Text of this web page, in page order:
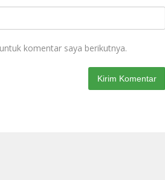
komentar saya berikutnya.